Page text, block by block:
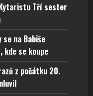
Tří sester
na Babiše
se koupe
z počátku 20.